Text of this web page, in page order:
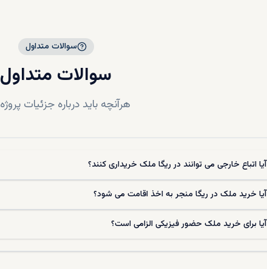
سوالات متداول
سوالات متداول
هرآنچه باید درباره جزئیات پروژه
آیا اتباع خارجی می‌ توانند در ریگا ملک خریداری کنند؟
آیا خرید ملک در ریگا منجر به اخذ اقامت می ‌شود؟
آیا برای خرید ملک حضور فیزیکی الزامی است؟